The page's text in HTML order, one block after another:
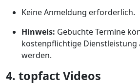
Keine Anmeldung erforderlich.
Hinweis: Gebuchte Termine
kostenpflichtige Dienstleistung
werden.
4. topfact Videos